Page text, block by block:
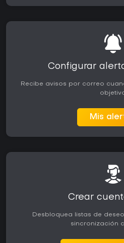
Configurar
Recibe avisos por correo
Mis
Crear
Desbloquea listas de
sincronización